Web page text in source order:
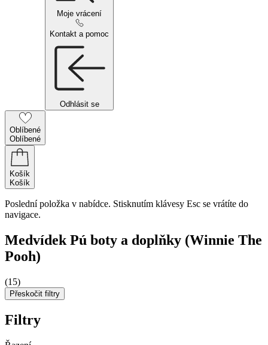
Moje vrácení
Kontakt a pomoc
Odhlásit se
Oblíbené
Oblíbené
Košík
Košík
Poslední položka v nabídce. Stisknutím klávesy Esc se vrátíte do
navigace.
Medvídek Pú boty a doplňky (Winnie The
Pooh)
(15)
Přeskočit filtry
Filtry